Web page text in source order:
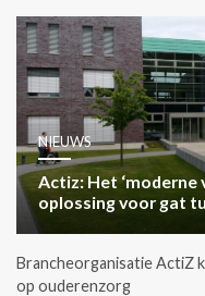
NIEUWS
Actiz: Het ‘moderne
oplossing voor gat
Brancheorganisatie ActiZ
op ouderenzorg